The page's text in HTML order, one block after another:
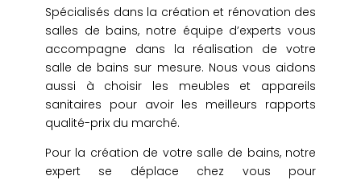
Spécialisés dans la création et rénovation des
salles de bains, notre équipe d’experts vous
accompagne dans la réalisation de votre
salle de bains sur mesure. Nous vous aidons
aussi à choisir les meubles et appareils
sanitaires pour avoir les meilleurs rapports
qualité-prix du marché.
Pour la création de votre salle de bains, notre
expert se déplace chez vous pour